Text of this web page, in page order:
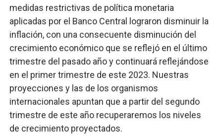
medidas restrictivas de política monetaria
aplicadas por el Banco Central lograron disminuir la
inflación, con una consecuente disminución del
crecimiento económico que se reflejó en el último
trimestre del pasado año y continuará reflejándose
en el primer trimestre de este 2023. Nuestras
proyecciones y las de los organismos
internacionales apuntan que a partir del segundo
trimestre de este año recuperaremos los niveles
de crecimiento proyectados.